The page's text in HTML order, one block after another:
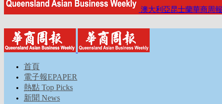
澳大利亞昆士蘭華商周報
首頁
電子報EPAPER
熱點 Top Picks
新聞 News